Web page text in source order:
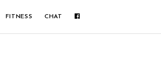
FITNESS CHAT